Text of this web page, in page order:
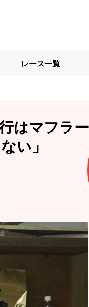
レース一覧
はマフラー
い」